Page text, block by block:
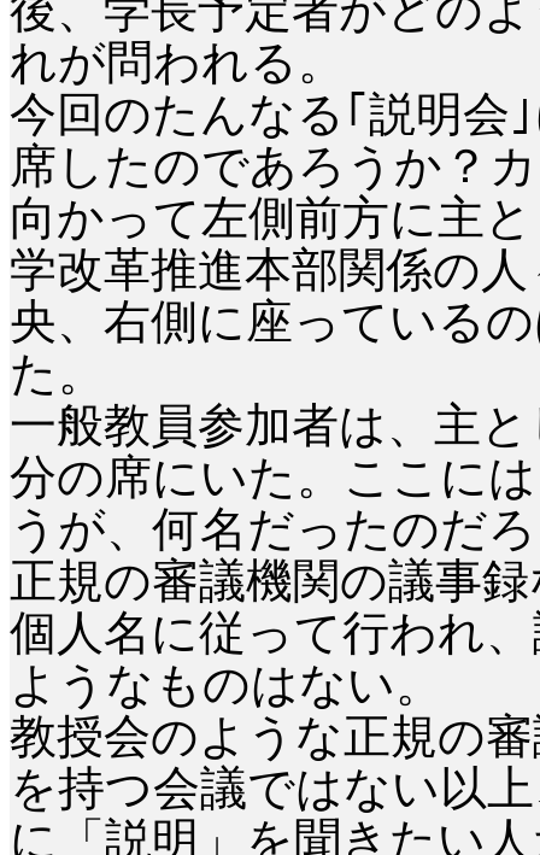
後、学長予定者がどの
れが問われる。
今回のたんなる｢説明会
席したのであろうか？
向かって左側前方に主
学改革推進本部関係の人
央、右側に座っている
た。
一般教員参加者は、主
分の席にいた。ここに
うが、何名だったのだ
正規の審議機関の議事
個人名に従って行われ
ようなものはない。
教授会のような正規の
を持つ会議ではない以
に「説明」を聞きたい